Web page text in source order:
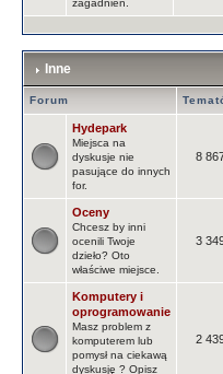
zagadnień.
Inne
Forum
Hydepark
Miejsca na
dyskusje nie
pasujące do innych
for.
8
Oceny
Chcesz by inni
ocenili Twoje
dzieło? Oto
właściwe miejsce.
3
Komputery i
oprogramowanie
Masz problem z
komputerem lub
pomysł na ciekawą
dyskusję ? Opisz
2